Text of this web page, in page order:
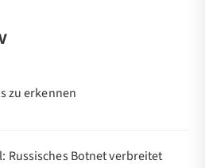
zu erkennen
Russisches Botnet verbreitet